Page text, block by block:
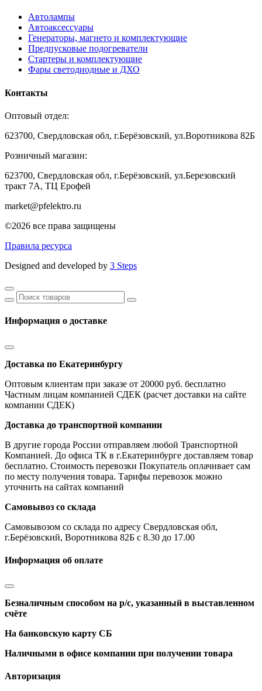
Автолампы
Автоаксессуары
Генераторы, магнето и комплектующие
Предпусковые подогреватели
Стартеры и комплектующие
Фары светодиодные и ДХО
Контакты
Оптовый отдел:
623700, Свердловская обл, г.Берёзовский, ул.Воротникова 82Б
Розничный магазин:
623700, Свердловская обл, г.Берёзовский, ул.Березовский
тракт 7А, ТЦ Ерофей
market@pfelektro.ru
©2026 все права защищены
Правила ресурса
Designed and developed by 3 Steps
Информация о доставке
Доставка по Екатеринбургу
Оптовым клиентам при заказе от 20000 руб. бесплатно
Частным лицам компанией СДЕК (расчет доставки на сайте
компании СДЕК)
Доставка до транспортной компании
В другие города России отправляем любой Транспортной
Компанией. До офиса ТК в г.Екатеринбурге доставляем товар
бесплатно. Стоимость перевозки Покупатель оплачивает сам
по месту получения товара. Тарифы перевозок можно
уточнить на сайтах компаний
Самовывоз со склада
Самовывозом со склада по адресу Свердловская обл,
г.Берёзовский, Воротникова 82Б с 8.30 до 17.00
Информация об оплате
Безналичным способом на р/с, указанный в выставленном
счёте
На банковскую карту СБ
Наличными в офисе компании при получении товара
Авторизация